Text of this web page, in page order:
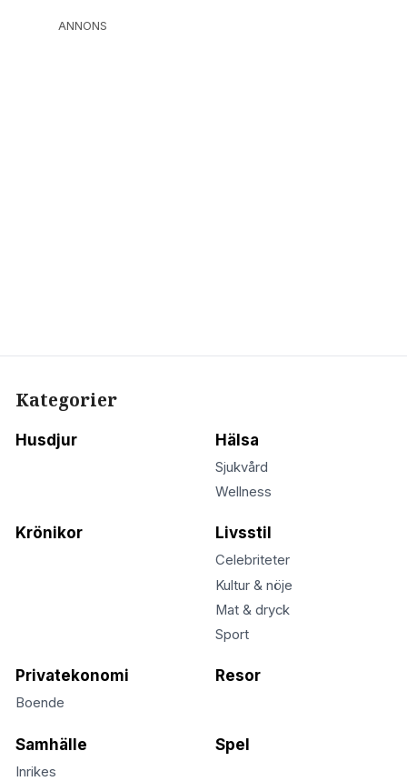
ANNONS
Kategorier
Husdjur Hälsa
Sjukvård
Wellness
Krönikor Livsstil
Celebriteter
Kultur & nöje
Mat & dryck
Sport
Privatekonomi
Boende
Resor
Samhälle
Inrikes
Spel